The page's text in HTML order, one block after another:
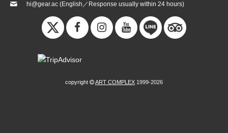
hi@gear.ac (English／Response usually within 24 hours)
copyright ART COMPLEX 1999-2026